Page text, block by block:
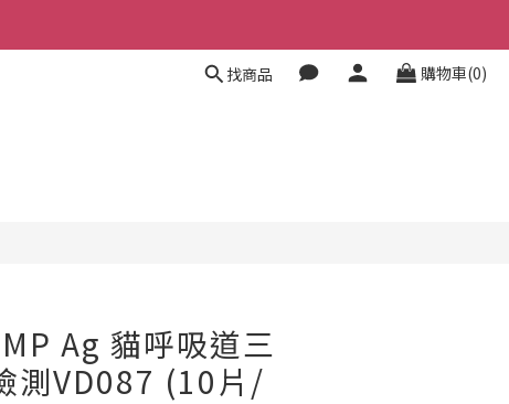
找商品 購物車(0)
Ag 貓呼吸道三
測VD087 (10片/